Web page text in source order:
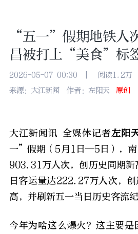
“五一”假期地铁人
昌被打上“美食”标
2026-05-07 00:30
阅读1.2万
来源：大江新闻
作者：左阳天 原创
大江新闻讯 全媒体记者左阳
一”假期（5月1日—5日），
903.31万人次，创历史同期新
日客运量达222.27万人次，
高，并刷新五一当日历史客流纪
今年为啥这么爆火？这主要